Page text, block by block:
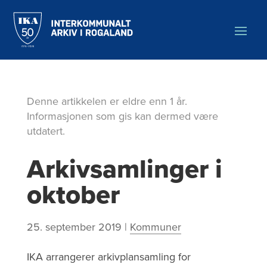
hovedinnholdet
Denne artikkelen er eldre enn 1 år.
Informasjonen som gis kan dermed være
utdatert.
Arkivsamlinger i
oktober
25. september 2019 | Kommuner
IKA arrangerer arkivplansamling for